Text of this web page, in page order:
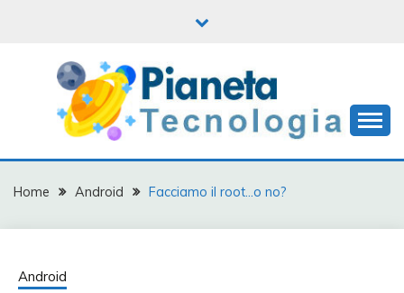
PIANETA
TECNOLOGIA
Home Android Facciamo il root…o no?
Android